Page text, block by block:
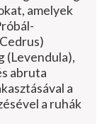
amelyek
(Levendula),
abruta
a
a ruhák